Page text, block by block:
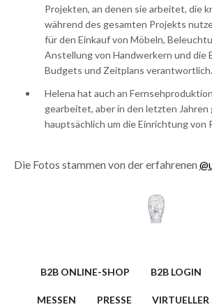
Projekten, an denen sie arbeitet, die
während des gesamten Projekts
für den Einkauf von Möbeln,
Anstellung von Handwerkern und die
Budgets und Zeitplans verantwortlich.
Helena hat auch an
gearbeitet, aber in den letzten Jahren
hauptsächlich um die Einrichtung von
Die Fotos stammen von der erfahrenen
B2B ONLINE-SHOP B2B LOGIN
MESSEN PRESSE